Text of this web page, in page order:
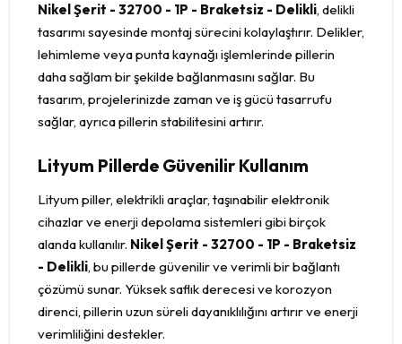
Nikel Şerit - 32700 - 1P - Braketsiz - Delikli, delikli
tasarımı sayesinde montaj sürecini kolaylaştırır. Delikler,
lehimleme veya punta kaynağı işlemlerinde pillerin
daha sağlam bir şekilde bağlanmasını sağlar. Bu
tasarım, projelerinizde zaman ve iş gücü tasarrufu
sağlar, ayrıca pillerin stabilitesini artırır.
Lityum Pillerde Güvenilir Kullanım
Lityum piller, elektrikli araçlar, taşınabilir elektronik
cihazlar ve enerji depolama sistemleri gibi birçok
alanda kullanılır. Nikel Şerit - 32700 - 1P - Braketsiz
- Delikli, bu pillerde güvenilir ve verimli bir bağlantı
çözümü sunar. Yüksek saflık derecesi ve korozyon
direnci, pillerin uzun süreli dayanıklılığını artırır ve enerji
verimliliğini destekler.